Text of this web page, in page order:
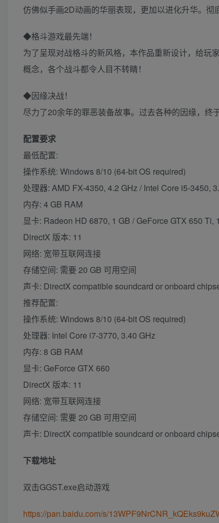
仿佛似手画2D动画的华丽表现，更加以进化升华。彻
◆格斗游戏最先端！
为了呈现对战格斗的新风格，本作品重新设计，给玩
概念，各个战斗都令人目不转睛！
◆因缘决战！
尽力了20余年的罪恶装备故事。过去各种的因缘，
配置要求
最低配置:
操作系统: Windows 8/10 (64-bit OS required)
处理器: AMD FX-4350, 4.2 GHz / Intel Core i5-3450,
内存: 4 GB RAM
显卡: Radeon HD 6870, 1 GB / GeForce GTX 650 Ti,
DirectX 版本: 11
网络: 宽带互联网连接
存储空间: 需要 20 GB 可用空间
声卡: DirectX compatible soundcard or onboard
推荐配置:
操作系统: Windows 8/10 (64-bit OS required)
处理器: Intel Core i7-3770, 3.40 GHz
内存: 8 GB RAM
显卡: GeForce GTX 660
DirectX 版本: 11
网络: 宽带互联网连接
存储空间: 需要 20 GB 可用空间
声卡: DirectX compatible soundcard or onboard
下载地址
双击GGST.exe启动游戏
https://pan.baidu.com/s/